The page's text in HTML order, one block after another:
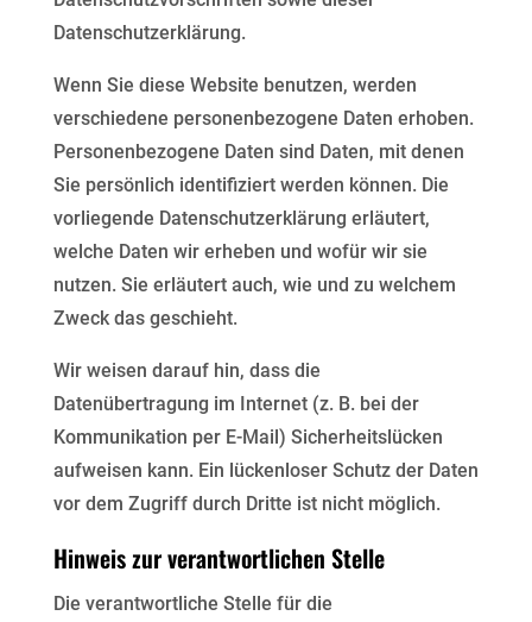
Datenschutzerklärung.
Wenn Sie diese Website benutzen, werden
verschiedene personenbezogene Daten erhoben.
Personenbezogene Daten sind Daten, mit denen
Sie persönlich identifiziert werden können. Die
vorliegende Datenschutzerklärung erläutert,
welche Daten wir erheben und wofür wir sie
nutzen. Sie erläutert auch, wie und zu welchem
Zweck das geschieht.
Wir weisen darauf hin, dass die
Datenübertragung im Internet (z. B. bei der
Kommunikation per E-Mail) Sicherheitslücken
aufweisen kann. Ein lückenloser Schutz der Daten
vor dem Zugriff durch Dritte ist nicht möglich.
Hinweis zur verantwortlichen Stelle
Die verantwortliche Stelle für die